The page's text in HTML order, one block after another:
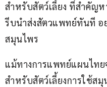
สำหรับสัตว์เลี้ยง ที่สำคัญ
รีบนำส่งสัตวแพทย์ทันที อ
สมุนไพร
แม้ทางการแพทย์แผนไท
สำหรับสัตว์เลี้ยงการใช้ส